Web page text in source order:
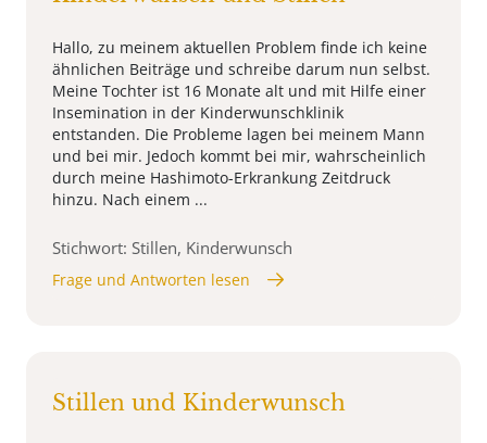
Hallo, zu meinem aktuellen Problem finde ich keine
ähnlichen Beiträge und schreibe darum nun selbst.
Meine Tochter ist 16 Monate alt und mit Hilfe einer
Insemination in der Kinderwunschklinik
entstanden. Die Probleme lagen bei meinem Mann
und bei mir. Jedoch kommt bei mir, wahrscheinlich
durch meine Hashimoto-Erkrankung Zeitdruck
hinzu. Nach einem ...
Stichwort: Stillen, Kinderwunsch
Frage und Antworten lesen
Stillen und Kinderwunsch